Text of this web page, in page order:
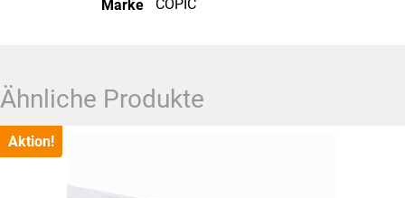
Marke
COPIC
Ähnliche Produkte
Aktion!